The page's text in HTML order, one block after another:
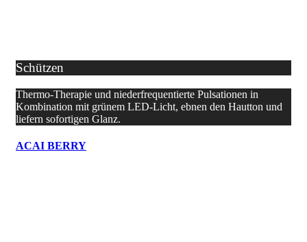
Schützen
Thermo-Therapie und niederfrequentierte Pulsationen in
Kombination mit grünem LED-Licht, ebnen den Hautton und
liefern sofortigen Glanz.
ACAI BERRY